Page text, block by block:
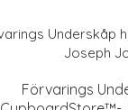
Förvarings